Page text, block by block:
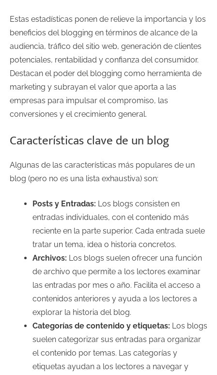
Estas estadísticas ponen de relieve la importancia y los
beneficios del blogging en términos de alcance de la
audiencia, tráfico del sitio web, generación de clientes
potenciales, rentabilidad y confianza del consumidor.
Destacan el poder del blogging como herramienta de
marketing y subrayan el valor que aporta a las
empresas para impulsar el compromiso, las
conversiones y el crecimiento general.
Características clave de un blog
Algunas de las características más populares de un
blog (pero no es una lista exhaustiva) son:
Posts y Entradas: Los blogs consisten en
entradas individuales, con el contenido más
reciente en la parte superior. Cada entrada suele
tratar un tema, idea o historia concretos.
Archivos: Los blogs suelen ofrecer una función
de archivo que permite a los lectores examinar
las entradas por mes o año. Facilita el acceso a
contenidos anteriores y ayuda a los lectores a
explorar la historia del blog.
Categorías de contenido y etiquetas: Los blogs
suelen categorizar sus entradas para organizar
el contenido por temas. Las categorías y
etiquetas ayudan a los lectores a navegar y